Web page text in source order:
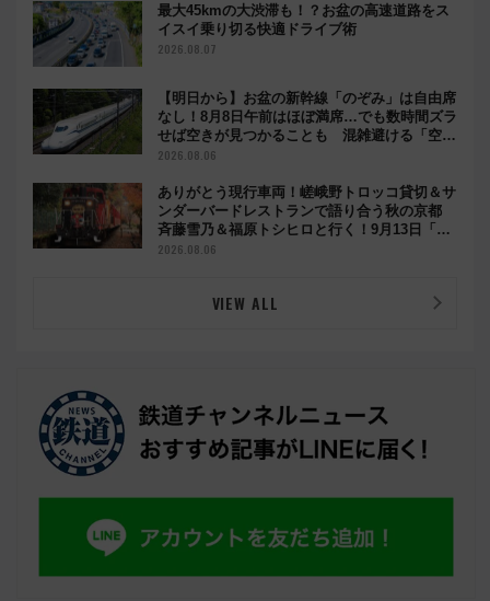
最大45kmの大渋滞も！？お盆の高速道路をス
イスイ乗り切る快適ドライブ術
2026.08.07
【明日から】お盆の新幹線「のぞみ」は自由席
なし！8月8日午前はほぼ満席…でも数時間ズラ
せば空きが見つかることも 混雑避ける「空
席」探しのコツ
2026.08.06
ありがとう現行車両！嵯峨野トロッコ貸切＆サ
ンダーバードレストランで語り合う秋の京都
斉藤雪乃＆福原トシヒロと行く！9月13日「京
都の鉄道満喫ツアー」開催
2026.08.06
VIEW ALL